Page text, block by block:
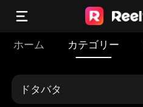
ホーム カテゴリー
ドタバタ